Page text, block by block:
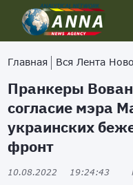
Главная Вся Лента
Пранкеры
согласие мэра
украинских
фронт
10.08.2022 19:24:43